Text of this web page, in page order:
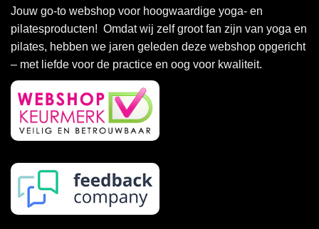
Deze
optie
gekozen
worden
op
de
productpagina
Deze
gekozen
worden
Jouw go-to webshop voor hoogwaardige yoga- en
pilatesproducten! Omdat wij zelf groot fan zijn van yoga en
pilates, hebben we jaren geleden deze webshop opgericht
– met liefde voor de practice en oog voor kwaliteit.